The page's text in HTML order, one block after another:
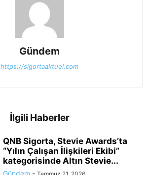
Gündem
https://sigortaaktuel.com
İlgili Haberler
QNB Sigorta, Stevie Awards’ta
“Yılın Çalışan İlişkileri Ekibi”
kategorisinde Altın Stevie...